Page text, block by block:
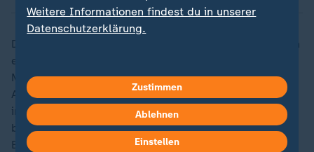
Die Partei könnte jedoch dagegen vorgehen, wenn den
eigenen Kandidatinnen und Kandidaten die
Möglichkeit genommen wurde, von den
Auslandsdeutschen gewählt zu werden. Dann muss sie
innerhalb von zwei Monaten Einspruch gegen die Wahl
beim Wahlprüfungsausschuss des Deutschen
Bundestages einlegen.
Weitere Informationen findest du in unserer
Datenschutzerklärung.
Zustimmen
Ablehnen
Einstellen